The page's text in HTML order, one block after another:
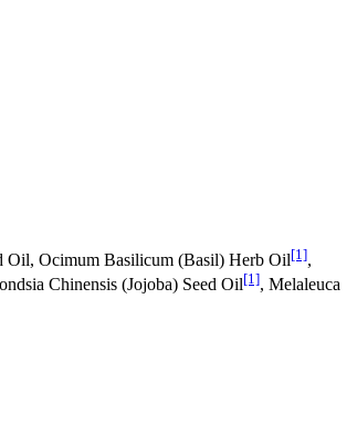
Oil, Ocimum Basilicum (Basil) Herb Oil[1],
Chinensis (Jojoba) Seed Oil[1], Melaleuca